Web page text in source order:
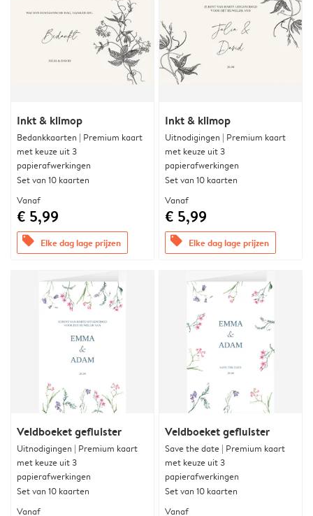
Inkt & klimop
Bedankkaarten | Premium kaart
met keuze uit 3
papierafwerkingen
Set van 10 kaarten
Vanaf
€ 5,99
offers Elke dag lage prijzen
Inkt & klimop
Uitnodigingen | Premium kaart
met keuze uit 3
papierafwerkingen
Set van 10 kaarten
Vanaf
€ 5,99
offers Elke dag lage prijzen
Veldboeket gefluister
Uitnodigingen | Premium kaart
met keuze uit 3
papierafwerkingen
Set van 10 kaarten
Vanaf
Veldboeket gefluister
Save the date | Premium kaart
met keuze uit 3
papierafwerkingen
Set van 10 kaarten
Vanaf